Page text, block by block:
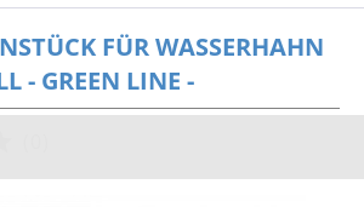
FÜR WASSERHAHN
- GREEN LINE -